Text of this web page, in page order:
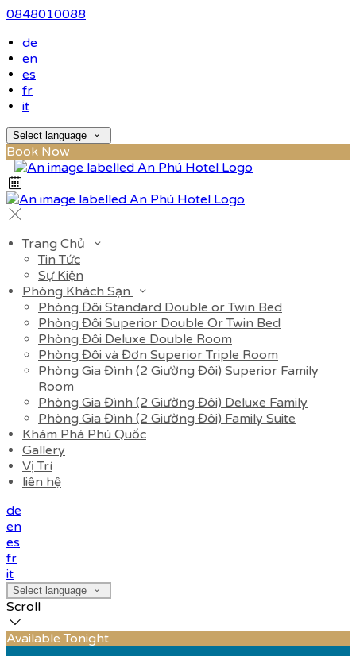
0848010088
de
en
es
fr
it
Select language
Book Now
Trang Chủ
Tin Tức
Sự Kiện
Phòng Khách Sạn
Phòng Đôi Standard Double or Twin Bed
Phòng Đôi Superior Double Or Twin Bed
Phòng Đôi Deluxe Double Room
Phòng Đôi và Đơn Superior Triple Room
Phòng Gia Đình (2 Giường Đôi) Superior Family
Room
Phòng Gia Đình (2 Giường Đôi) Deluxe Family
Phòng Gia Đình (2 Giường Đôi) Family Suite
Khám Phá Phú Quốc
Gallery
Vị Trí
liên hệ
de
en
es
fr
it
Select language
Scroll
Available Tonight